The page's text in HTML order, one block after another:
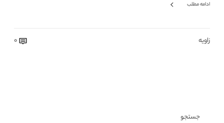
ادامه مطلب
زاویه 0
جستجو